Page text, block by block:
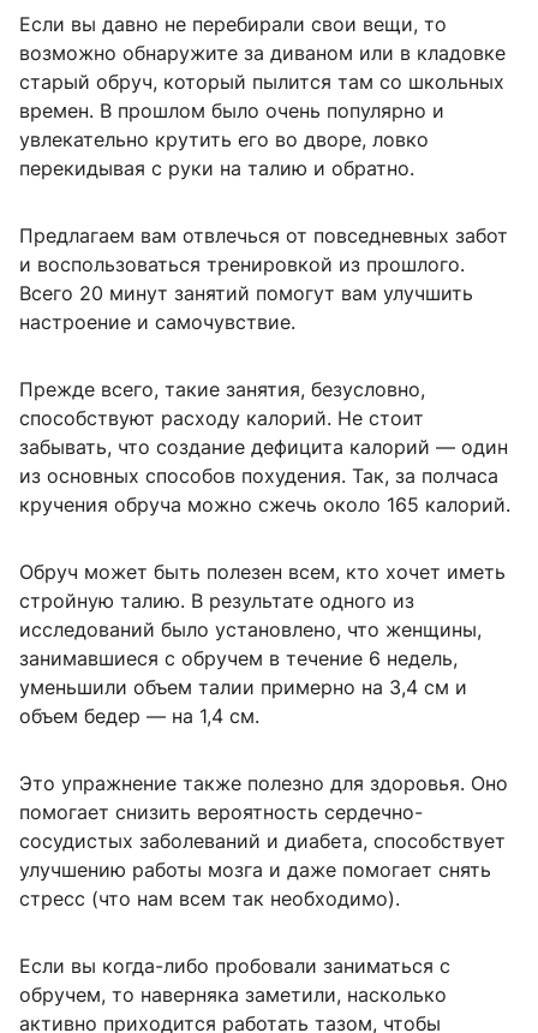
Если вы давно не перебирали свои вещи, то
возможно обнаружите за диваном или в кладовке
старый обруч, который пылится там со школьных
времен. В прошлом было очень популярно и
увлекательно крутить его во дворе, ловко
перекидывая с руки на талию и обратно.
Предлагаем вам отвлечься от повседневных забот
и воспользоваться тренировкой из прошлого.
Всего 20 минут занятий помогут вам улучшить
настроение и самочувствие.
Прежде всего, такие занятия, безусловно,
способствуют расходу калорий. Не стоит
забывать, что создание дефицита калорий — один
из основных способов похудения. Так, за полчаса
кручения обруча можно сжечь около 165 калорий.
Обруч может быть полезен всем, кто хочет иметь
стройную талию. В результате одного из
исследований было установлено, что женщины,
занимавшиеся с обручем в течение 6 недель,
уменьшили объем талии примерно на 3,4 см и
объем бедер — на 1,4 см.
Это упражнение также полезно для здоровья. Оно
помогает снизить вероятность сердечно-
сосудистых заболеваний и диабета, способствует
улучшению работы мозга и даже помогает снять
стресс (что нам всем так необходимо).
Если вы когда-либо пробовали заниматься с
обручем, то наверняка заметили, насколько
активно приходится работать тазом, чтобы